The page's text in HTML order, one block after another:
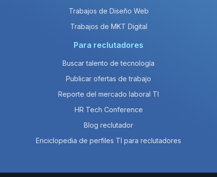
Trabajos de Diseño Web
Trabajos de MKT Digital
Para reclutadores
Buscar talento de tecnología
Publicar ofertas de trabajo
Reporte del mercado laboral TI
HR Tech Conference
Blog reclutador
Enciclopedia de perfiles TI para reclutadores